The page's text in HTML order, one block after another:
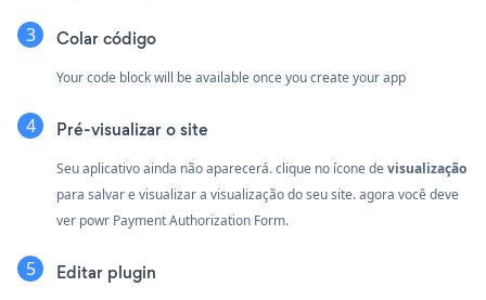
Colar código
Your code block will be available once you create your app
Pré-visualizar o site
Seu aplicativo ainda não aparecerá. clique no ícone devisualização
para salvar e visualizar a visualização do seu site. agora você deve
ver powr Payment Authorization Form.
Editar plugin